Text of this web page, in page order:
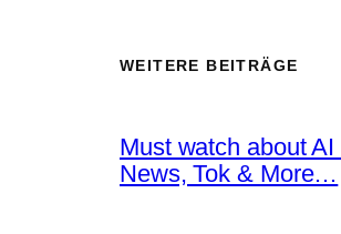
WEITERE BEITRÄGE
Must watch about
News, Tok & More…